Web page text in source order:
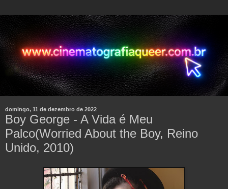
domingo, 11 de dezembro de 2022
Boy George - A Vida é Meu
Palco(Worried About the Boy, Reino
Unido, 2010)